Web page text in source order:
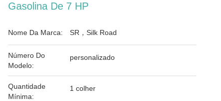
Gasolina De 7 HP
Nome Da Marca: SR，Silk Road
Número Do
Modelo:
personalizado
Quantidade
Mínima:
1 colher